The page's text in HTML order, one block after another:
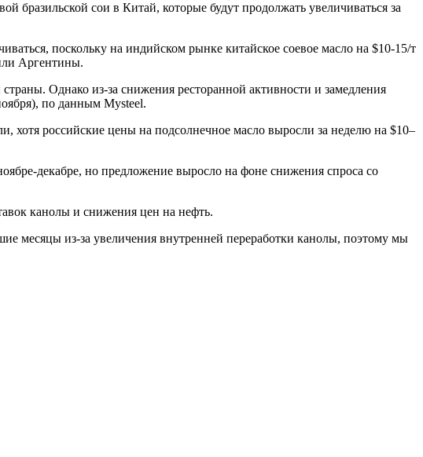
бразильской сои в Китай, которые будут продолжать увеличиваться за
поскольку на индийском рынке китайское соевое масло на $10-15/т
Аргентины.
Однако из-за снижения ресторанной активности и замедления
по данным Mysteel.
хотя российские цены на подсолнечное масло выросли за неделю на $10–
декабре, но предложение выросло на фоне снижения спроса со
канолы и снижения цен на нефть.
месяцы из-за увеличения внутренней переработки канолы, поэтому мы